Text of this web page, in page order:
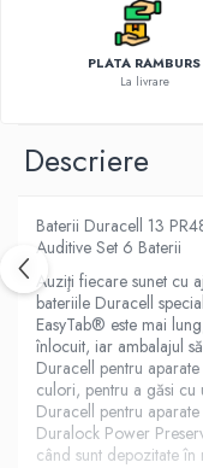
PLATA RAMBURS
La livrare
Descriere
Baterii Duracell 13
Auditive Set 6 Baterii
Auziţi fiecare sunet cu
bateriile Duracell
EasyTab® este mai
înlocuit, iar ambalajul
Duracell pentru
culori, pentru a găsi cu
Duracell pentru
Duralock Power
când sunt depozitate în